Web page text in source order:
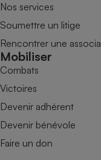
Nos services
Soumettre un litige
Rencontrer une
Mobiliser
Combats
Victoires
Devenir adhérent
Devenir bénévole
Faire un don